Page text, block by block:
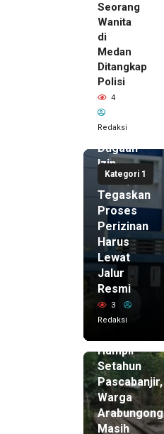
Seorang
Wanita
di
Medan
Ditangkap
Polisi
4
Redaksi
Kategori 1
lalu
Kepala
DPMPTSP
Deli
Serdang
Bantah
Terlibat
Dugaan
Izin
Palsu,
Tegaskan
Proses
Perizinan
Harus
Lewat
Jalur
Resmi
3
Redaksi
Hampir
Setahun
Pascabanjir,
Warga
Arabungong
Masih